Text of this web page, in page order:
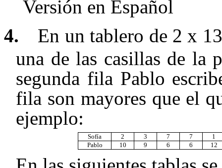
Versión en Español
4.
En un tablero de 2 x
una de las casillas de la
segunda fila Pablo
fila son mayores que el
ejemplo:
Sofía 2 3 7 7
1
Pablo
10 9 6 6 12